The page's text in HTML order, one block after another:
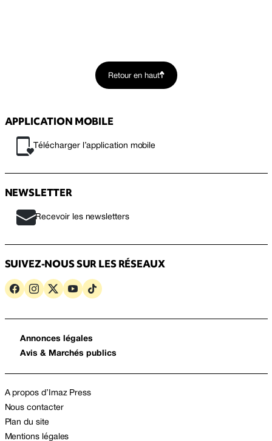
Retour en haut
APPLICATION MOBILE
Télécharger l’application mobile
NEWSLETTER
Recevoir les newsletters
SUIVEZ-NOUS SUR LES RÉSEAUX
Annonces légales
Avis & Marchés publics
A propos d’Imaz Press
Nous contacter
Plan du site
Mentions légales